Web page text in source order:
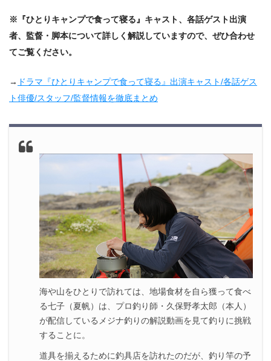
成
3. 『ひとりキャンプで食って寝る』第6話まとめ
覧
※『ひとりキャンプで食って寝る』キャスト、各話ゲスト出演
者、監督・脚本について詳しく解説していますので、ぜひ合わせ
てご覧ください。
→ ドラマ『ひとりキャンプで食って寝る』出演キャスト/各話ゲス
ト俳優/スタッフ/監督情報を徹底まとめ
海や山をひとりで訪れては、地場食材を自ら獲って食べ
る七子（夏帆）は、プロ釣り師・久保野孝太郎（本人）
が配信しているメジナ釣りの解説動画を見て釣りに挑戦
することに。
道具を揃えるために釣具店を訪れたのだが、釣り竿の予